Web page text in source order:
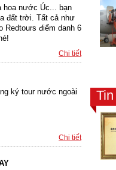
hoa nước Úc... bạn
đất trời. Tất cả như
Redtours điểm danh 6
Chi tiết
ký tour nước ngoài
Chi tiết
Tin